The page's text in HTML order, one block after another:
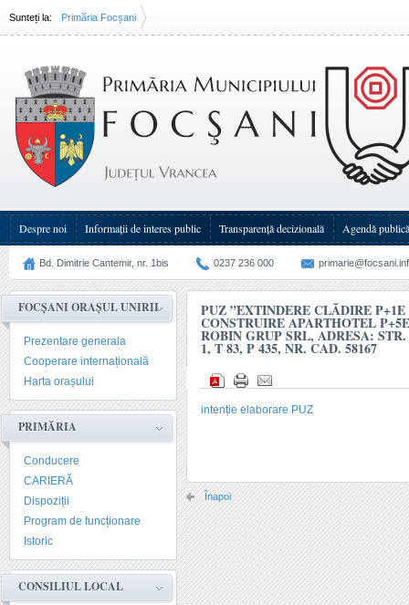
Sunteți la: Primăria Focșani
adresa: str. Calea Munteniei nr. 1, T 83, P 435, nr. cad. 58167
Despre noi Informații de interes public Transparenţă decizională Agendă publică
Bd. Dimitrie Cantemir, nr. 1bis 0237 236 000
FOCȘANI ORAȘUL UNIRII
Prezentare generala
Cooperare internațională
Harta orașului
PRIMĂRIA
Conducere
CARIERĂ
Dispoziții
Program de funcționare
Istoric
CONSILIUL LOCAL
PUZ ”EXTINDERE CLĂDIRE
CONSTRUIRE APARTHOTEL
ROBIN GRUP SRL, ADRESA:
1, T 83, P 435, NR. CAD. 58167
intenție elaborare PUZ
Înapoi